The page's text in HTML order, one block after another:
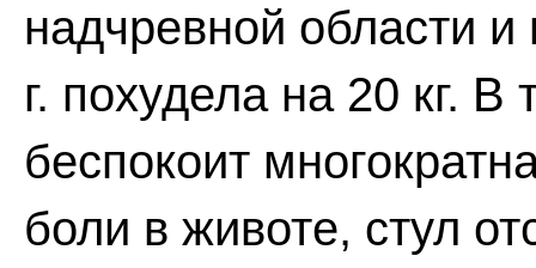
надчревной области
г. похудела на 20 кг. В
беспокоит
боли в животе, стул